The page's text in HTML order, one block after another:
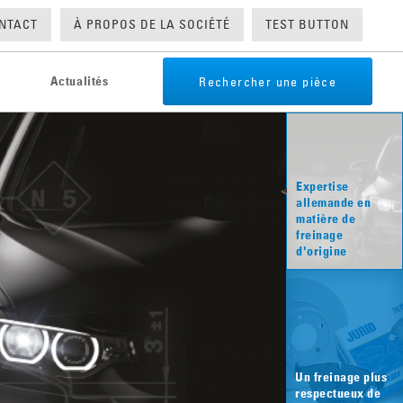
À PROPOS DE LA SOCIÉTÉ TEST BUTTON
pour véhicules utilitaires
Actualités Rechercher une pièce
Expertise
allemande en
matière de
freinage
d'origine
Un freinage plus
respectueux de